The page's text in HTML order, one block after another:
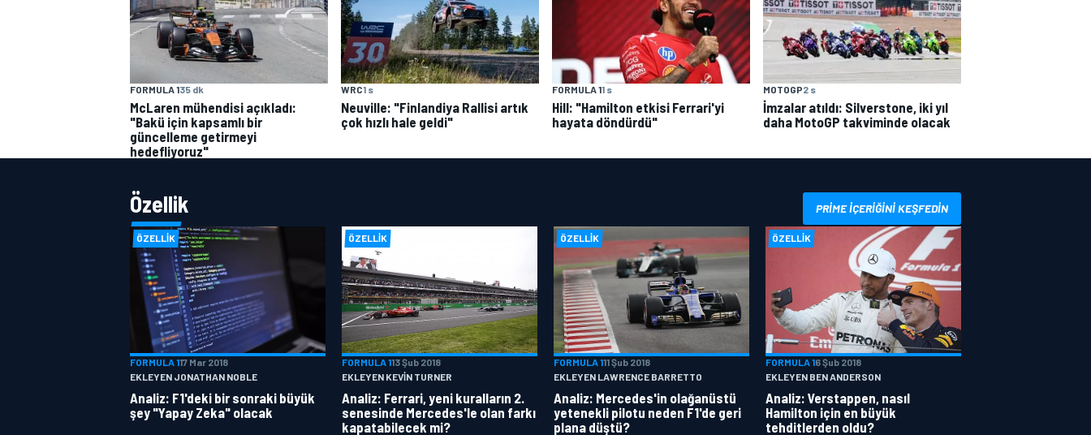
FORMULA 135 dk
McLaren mühendisi açıkladı:
"Bakü için kapsamlı bir
güncelleme getirmeyi
hedefliyoruz"
WRC1 s
Neuville: "Finlandiya Rallisi artık
çok hızlı hale geldi"
FORMULA 11 s
Hill: "Hamilton etkisi Ferrari'yi
hayata döndürdü"
MOTOGP2 s
İmzalar atıldı: Silverstone, iki yıl
daha MotoGP takviminde olacak
Özellik PRIME IÇERIĞINI KEŞFEDIN
ÖZELLIK
FORMULA 117 Mar 2018
EKLEYEN JONATHAN NOBLE
Analiz: F1'deki bir sonraki büyük
şey "Yapay Zeka" olacak
ÖZELLIK
FORMULA 113 Şub 2018
EKLEYEN KEVIN TURNER
Analiz: Ferrari, yeni kuralların 2.
senesinde Mercedes'le olan farkı
kapatabilecek mi?
ÖZELLIK
FORMULA 111 Şub 2018
EKLEYEN LAWRENCE BARRETTO
Analiz: Mercedes'in olağanüstü
yetenekli pilotu neden F1'de geri
plana düştü?
ÖZELLIK
FORMULA 16 Şub 2018
EKLEYEN BEN ANDERSON
Analiz: Verstappen, nasıl
Hamilton için en büyük
tehditlerden oldu?